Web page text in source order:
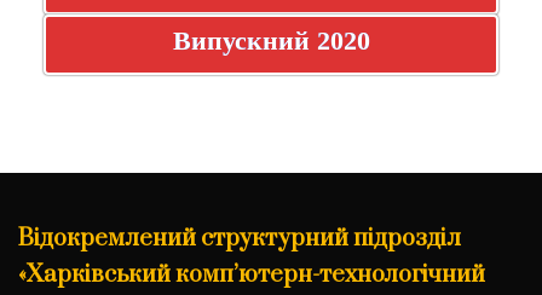
Випускний 2020
Відокремлений структурний підрозділ
«Харківський комп’ютерн-технологічний